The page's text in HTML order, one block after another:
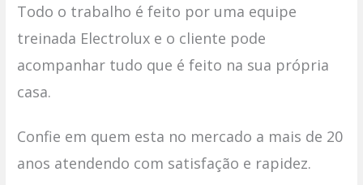
Todo o trabalho é feito por uma equipe
treinada Electrolux e o cliente pode
acompanhar tudo que é feito na sua própria
casa.
Confie em quem esta no mercado a mais de 20
anos atendendo com satisfação e rapidez.